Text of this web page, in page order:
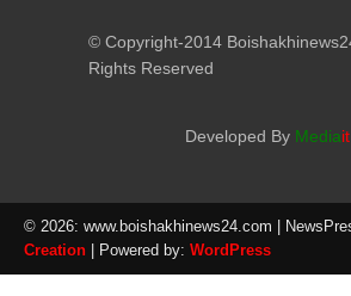
© Copyright-2014
Rights Reserved
Developed By Mediait
© 2026: www.boishakhinews24.com |
Creation | Powered by: WordPress